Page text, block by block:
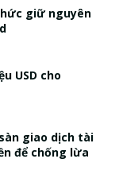
giữ nguyên
USD cho
giao dịch tài
để chống lừa